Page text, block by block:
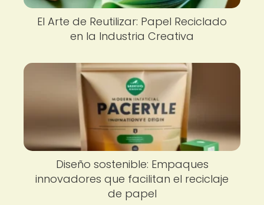
El Arte de Reutilizar: Papel Reciclado
en la Industria Creativa
Diseño sostenible: Empaques
innovadores que facilitan el reciclaje
de papel